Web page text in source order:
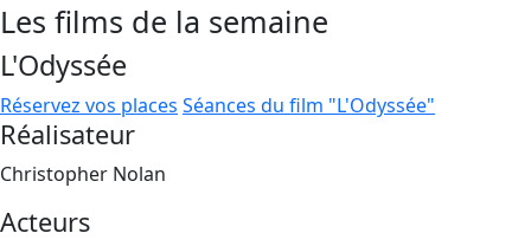
Les films de la semaine
L'Odyssée
Réservez vos places Séances du film "L'Odyssée"
Réalisateur
Christopher Nolan
Acteurs